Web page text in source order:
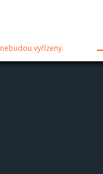
vyřízeny.